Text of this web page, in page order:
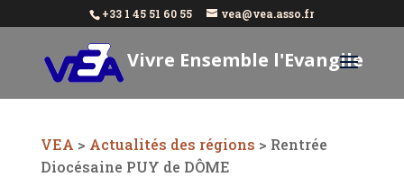
+33 1 45 51 60 55 vea@vea.asso.fr
Vivre Ensemble l'Evangile
VEA > Actualités des régions > Rentrée
Diocésaine PUY de DÔME